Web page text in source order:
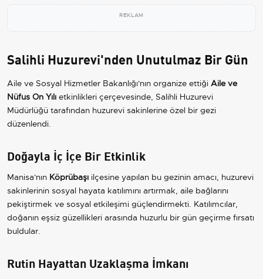
REKLAM
Salihli Huzurevi'nden Unutulmaz Bir Gün
Aile ve Sosyal Hizmetler Bakanlığı'nın organize ettiği Aile ve
Nüfus On Yılı etkinlikleri çerçevesinde, Salihli Huzurevi
Müdürlüğü tarafından huzurevi sakinlerine özel bir gezi
düzenlendi.
Doğayla İç İçe Bir Etkinlik
Manisa'nın Köprübaşı ilçesine yapılan bu gezinin amacı, huzurevi
sakinlerinin sosyal hayata katılımını artırmak, aile bağlarını
pekiştirmek ve sosyal etkileşimi güçlendirmekti. Katılımcılar,
doğanın eşsiz güzellikleri arasında huzurlu bir gün geçirme fırsatı
buldular.
Rutin Hayattan Uzaklaşma İmkanı